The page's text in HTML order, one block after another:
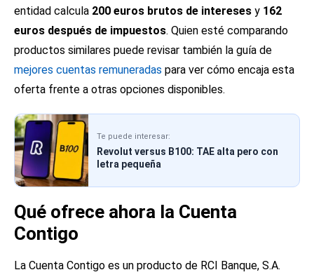
entidad calcula 200 euros brutos de intereses y 162
euros después de impuestos. Quien esté comparando
productos similares puede revisar también la guía de
mejores cuentas remuneradas para ver cómo encaja esta
oferta frente a otras opciones disponibles.
Te puede interesar:
Revolut versus B100: TAE alta pero con
letra pequeña
Qué ofrece ahora la Cuenta
Contigo
La Cuenta Contigo es un producto de RCI Banque, S.A.